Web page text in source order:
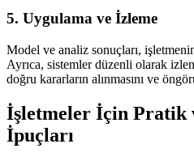
5. Uygulama ve İzleme
Model ve analiz sonuçları,
Ayrıca, sistemler düzenli olarak
doğru kararların alınmasını ve
İşletmeler İçin Pratik
İpuçları